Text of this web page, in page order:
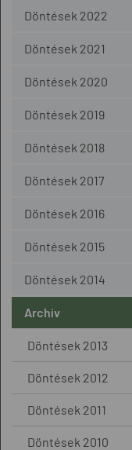
Döntések 2022
Döntések 2021
Döntések 2020
Döntések 2019
Döntések 2018
Döntések 2017
Döntések 2016
Döntések 2015
Döntések 2014
Archív
Döntések 2013
Döntések 2012
Döntések 2011
Döntések 2010